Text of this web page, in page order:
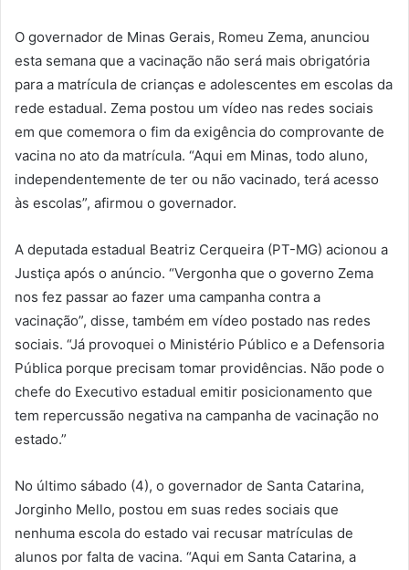
O governador de Minas Gerais, Romeu Zema, anunciou
esta semana que a vacinação não será mais obrigatória
para a matrícula de crianças e adolescentes em escolas da
rede estadual. Zema postou um vídeo nas redes sociais
em que comemora o fim da exigência do comprovante de
vacina no ato da matrícula. “Aqui em Minas, todo aluno,
independentemente de ter ou não vacinado, terá acesso
às escolas”, afirmou o governador.
A deputada estadual Beatriz Cerqueira (PT-MG) acionou a
Justiça após o anúncio. “Vergonha que o governo Zema
nos fez passar ao fazer uma campanha contra a
vacinação”, disse, também em vídeo postado nas redes
sociais. “Já provoquei o Ministério Público e a Defensoria
Pública porque precisam tomar providências. Não pode o
chefe do Executivo estadual emitir posicionamento que
tem repercussão negativa na campanha de vacinação no
estado.”
No último sábado (4), o governador de Santa Catarina,
Jorginho Mello, postou em suas redes sociais que
nenhuma escola do estado vai recusar matrículas de
alunos por falta de vacina. “Aqui em Santa Catarina, a